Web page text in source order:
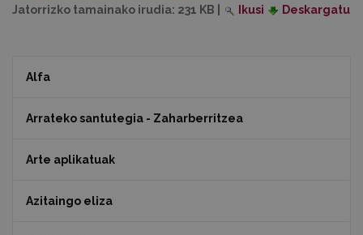
Jatorrizko tamainako irudia: 231 KB Ikusi Deskargatu
Alfa
Arrateko santutegia - Zaharberritzea
Arte aplikatuak
Azitaingo eliza